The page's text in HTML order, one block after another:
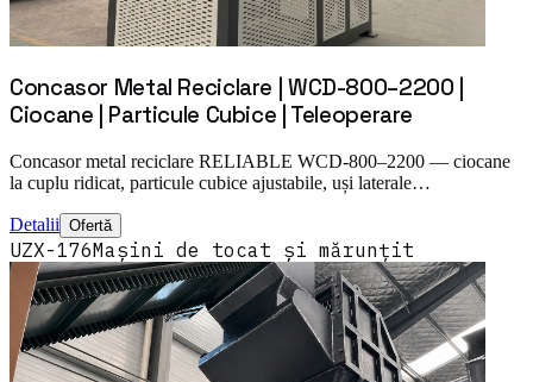
Concasor Metal Reciclare | WCD-800–2200 |
Ciocane | Particule Cubice | Teleoperare
Concasor metal reciclare RELIABLE WCD-800–2200 — ciocane
la cuplu ridicat, particule cubice ajustabile, uși laterale…
Detalii Ofertă
UZX-176Mașini de tocat și mărunțit